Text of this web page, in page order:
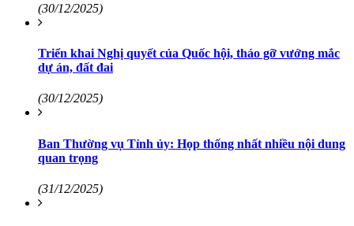
(30/12/2025)
Triển khai Nghị quyết của Quốc hội, tháo gỡ vướng mắc
dự án, đất đai
(30/12/2025)
Ban Thường vụ Tỉnh ủy: Họp thống nhất nhiều nội dung
quan trọng
(31/12/2025)